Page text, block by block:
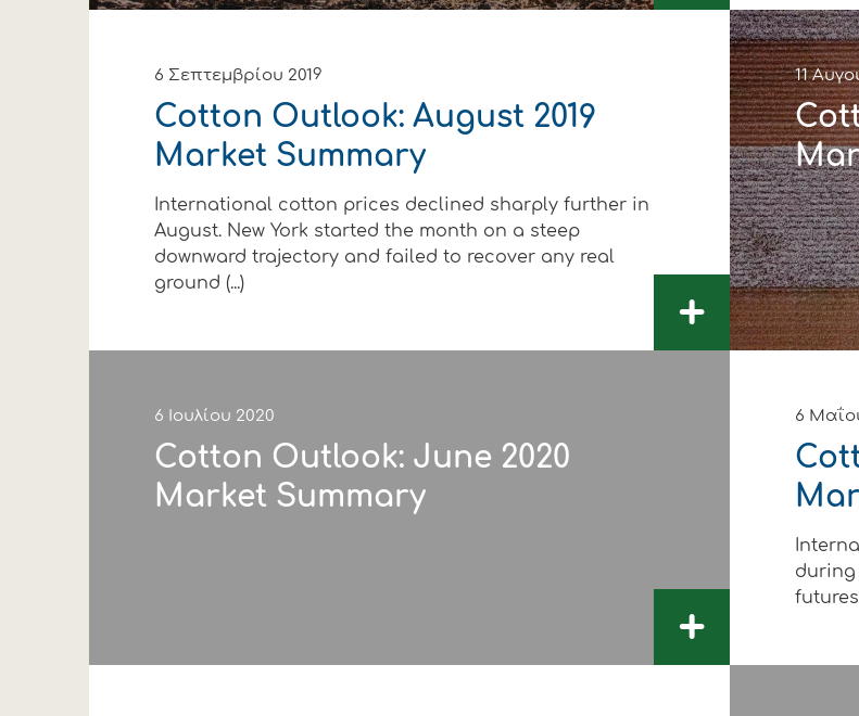
6 Σεπτεμβρίου 2019
Cotton Outlook: August 2019
Market Summary
International cotton prices declined sharply further in
August. New York started the month on a steep
downward trajectory and failed to recover any real
ground (...)
+
11
6 Ιουλίου 2020
Cotton Outlook: June 2020
Market Summary
+
6
during